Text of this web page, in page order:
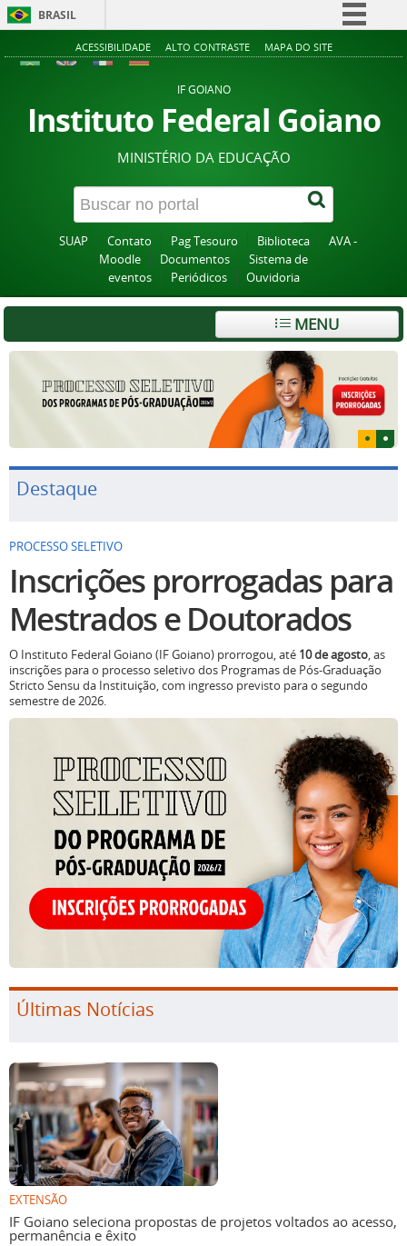
BRASIL
Simplifique!
Acesso à informação
Legislação
Canais
ACESSIBILIDADE ALTO CONTRASTE MAPA DO SITE
IF GOIANO
Instituto Federal Goiano
MINISTÉRIO DA EDUCAÇÃO
SUAP Contato Pag Tesouro Biblioteca
AVA -
Moodle
Documentos
Sistema de
eventos
Periódicos Ouvidoria
MENU
Destaque
PROCESSO SELETIVO
Inscrições prorrogadas para
Mestrados e Doutorados
O Instituto Federal Goiano (IF Goiano) prorrogou, até 10 de agosto, as
inscrições para o processo seletivo dos Programas de Pós-Graduação
Stricto Sensu da Instituição, com ingresso previsto para o segundo
semestre de 2026.
Últimas Notícias
EXTENSÃO
IF Goiano seleciona propostas de projetos voltados ao acesso,
permanência e êxito